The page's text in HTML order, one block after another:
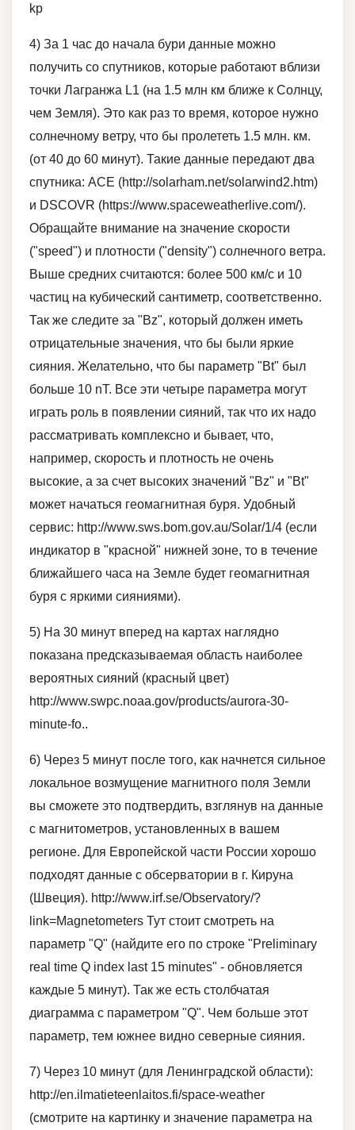
kp
4) За 1 час до начала бури данные можно
получить со спутников, которые работают вблизи
точки Лагранжа L1 (на 1.5 млн км ближе к Солнцу,
чем Земля). Это как раз то время, которое нужно
солнечному ветру, что бы пролететь 1.5 млн. км.
(от 40 до 60 минут). Такие данные передают два
спутника: ACE (http://solarham.net/solarwind2.htm)
и DSCOVR (https://www.spaceweatherlive.com/).
Обращайте внимание на значение скорости
("speed") и плотности ("density") солнечного ветра.
Выше средних считаются: более 500 км/с и 10
частиц на кубический сантиметр, соответственно.
Так же следите за "Bz", который должен иметь
отрицательные значения, что бы были яркие
сияния. Желательно, что бы параметр "Bt" был
больше 10 nT. Все эти четыре параметра могут
играть роль в появлении сияний, так что их надо
рассматривать комплексно и бывает, что,
например, скорость и плотность не очень
высокие, а за счет высоких значений "Bz" и "Bt"
может начаться геомагнитная буря. Удобный
сервис: http://www.sws.bom.gov.au/Solar/1/4 (если
индикатор в "красной" нижней зоне, то в течение
ближайшего часа на Земле будет геомагнитная
буря с яркими сияниями).
5) На 30 минут вперед на картах наглядно
показана предсказываемая область наиболее
вероятных сияний (красный цвет)
http://www.swpc.noaa.gov/products/aurora-30-
minute-fo..
6) Через 5 минут после того, как начнется сильное
локальное возмущение магнитного поля Земли
вы сможете это подтвердить, взглянув на данные
с магнитометров, установленных в вашем
регионе. Для Европейской части России хорошо
подходят данные с обсерватории в г. Кируна
(Швеция). http://www.irf.se/Observatory/?
link=Magnetometers Тут стоит смотреть на
параметр "Q" (найдите его по строке "Preliminary
real time Q index last 15 minutes" - обновляется
каждые 5 минут). Так же есть столбчатая
диаграмма с параметром "Q". Чем больше этот
параметр, тем южнее видно северные сияния.
7) Через 10 минут (для Ленинградской области):
http://en.ilmatieteenlaitos.fi/space-weather
(смотрите на картинку и значение параметра на